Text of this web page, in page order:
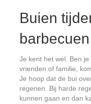
Buien
barbecuen
Je kent het wel. Ben
vrienden of familie,
Je hoop dat de bui
regenen. Bij harde
kunnen gaan en dan